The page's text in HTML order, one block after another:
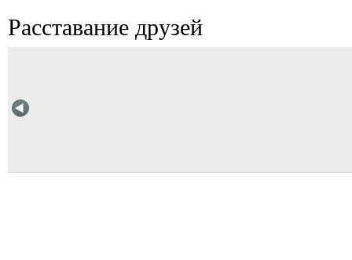
Расставание друзей